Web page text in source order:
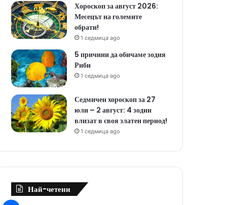
Хороскоп за август 2026:
Месецът на големите
обрати!
1 седмица ago
5 причини да обичаме зодия
Риби
1 седмица ago
Седмичен хороскоп за 27
юли – 2 август: 4 зодии
влизат в своя златен период!
1 седмица ago
Най-четени